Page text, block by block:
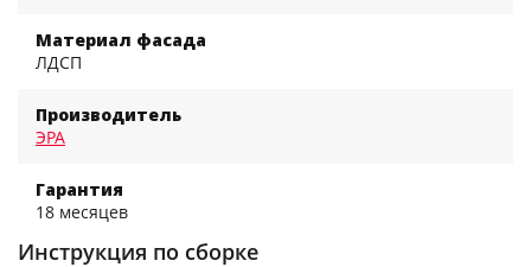
Материал фасада
ЛДСП
Производитель
ЭРА
Гарантия
18 месяцев
Инструкция по сборке